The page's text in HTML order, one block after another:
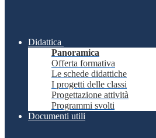
Didattica
Panoramica
Offerta formativa
Le schede didattiche
I progetti delle classi
Progettazione attività
Programmi svolti
Documenti utili